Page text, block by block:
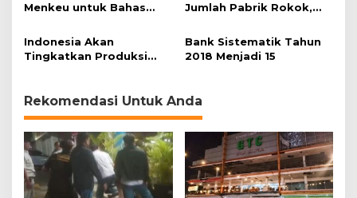
Menkeu untuk Bahas
Keuangan Syariah
Jumlah Pabrik Rokok,
Penerapan Tarif Cukai
Indonesia Akan
Tingkatkan Produksi
Bank Sistematik Tahun
2018 Menjadi 15
Rekomendasi Untuk Anda